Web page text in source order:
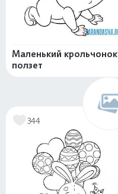
Маленький крольчонок
ползет
344